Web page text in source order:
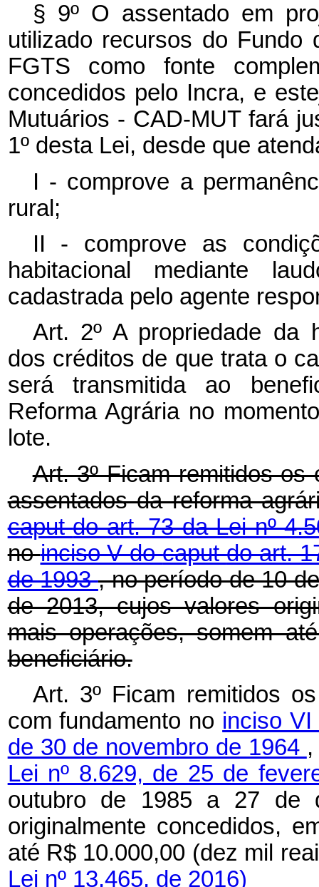
§ 9º O assentado em
utilizado recursos do Fundo
FGTS como fonte
concedidos pelo Incra, e
Mutuários - CAD-MUT fará
1º desta Lei, desde que
I - comprove a
rural;
II - comprove as
habitacional mediante
cadastrada pelo agente
Art. 2º A propriedade da
dos créditos de que trata o
será transmitida ao
Reforma Agrária no
lote.
Art. 3º Ficam remitidos
assentados da reforma
caputdo art. 73 da Lei nº
noinciso V docaputdo art.
de 1993, no período de 10
de 2013, cujos valores
mais operações, somem
beneficiário.
Art. 3º Ficam remitidos
com fundamento no inciso
de 30 de novembro de 1964
Lei nº 8.629, de 25 de
outubro de 1985 a 27 de
originalmente concedidos,
até R$ 10.000,00 (dez mil
Lei nº 13.465, de 2016)